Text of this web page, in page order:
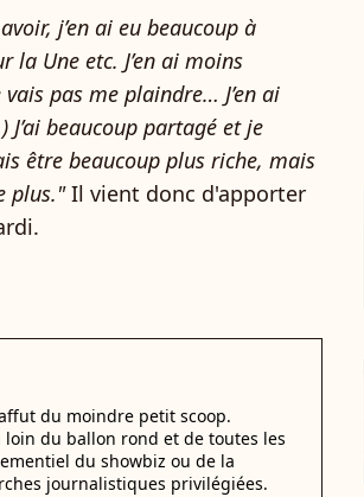
j’en ai eu beaucoup à
la Une etc. J’en ai moins
pas me plaindre… J’en ai
J’ai beaucoup partagé et je
être beaucoup plus riche, mais
plus."Il vient donc d'apporter
du moindre petit scoop.
loin du ballon rond et de toutes les
du showbiz ou de la
journalistiques privilégiées.